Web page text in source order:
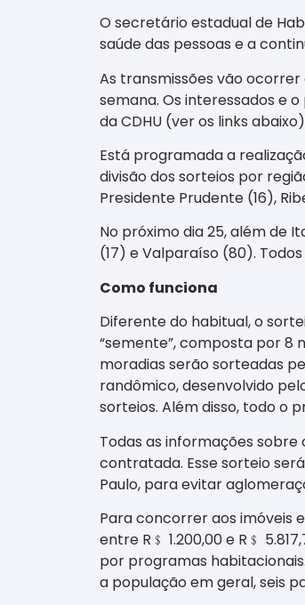
O secretário estadual de
saúde das pessoas e a
As transmissões vão
semana. Os interessados e
da CDHU (ver os links
Está programada a
divisão dos sorteios por
Presidente Prudente (16),
No próximo dia 25, além de
(17) e Valparaíso (80).
Como funciona
Diferente do habitual, o
“semente”, composta por 8
moradias serão sorteadas
randômico, desenvolvido
sorteios. Além disso, todo o
Todas as informações
contratada. Esse sorteio
Paulo, para evitar
Para concorrer aos imóveis
entre R ﹩ 1.200,00 e R ﹩
por programas
a população em geral, seis